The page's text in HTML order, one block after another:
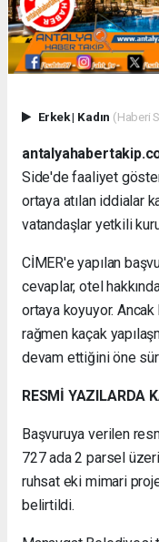
Erkek| Kadın (Haberi
Side'de faaliyet
ortaya atılan iddialar
vatandaşlar yetkili
CİMER'e yapılan
cevaplar, otel
ortaya koyuyor.
rağmen kaçak
devam ettiğini öne
RESMİ YAZILARDA
Başvuruya verilen
727 ada 2 parsel
ruhsat eki mimari
belirtildi.